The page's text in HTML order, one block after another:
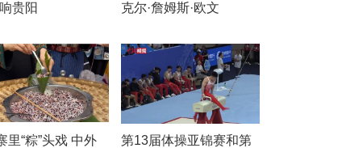
贵阳
克尔·詹姆斯·欧文
里“粽”头戏 中外
第13届体操亚锦赛和第